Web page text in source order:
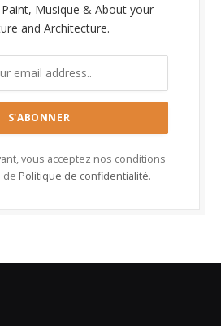
Musique & About your
and Architecture.
vous acceptez nos conditions
de Politique de confidentialité.